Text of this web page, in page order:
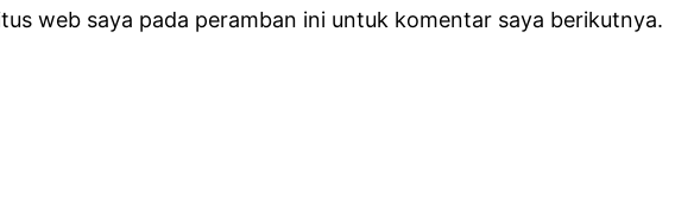
web saya pada peramban ini untuk komentar saya berikutnya.